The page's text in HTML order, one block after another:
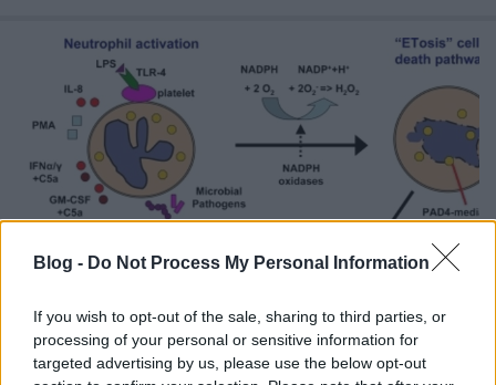
Blog - Do Not Process My Personal Information
If you wish to opt-out of the sale, sharing to third parties, or
processing of your personal or sensitive information for
targeted advertising by us, please use the below opt-out
Neutrophil Extracellular Trap (NET)